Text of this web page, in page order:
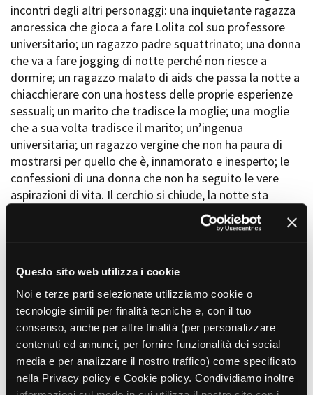
Questo sito web utilizza i cookie
Noi e terze parti selezionate utilizziamo cookie o
tecnologie simili per finalità tecniche e, con il tuo
consenso, anche per altre finalità (per personalizzare
contenuti ed annunci, per fornire funzionalità dei social
media e per analizzare il nostro traffico) come specificato
nella Privacy policy e Cookie policy. Condividiamo inoltre
NEWS
CASTING
per affidamento lavori in
economia
Amministrazione trasparente
Bandi e gare
Contatti
Privacy
Cookie policy
incontri degli altri personaggi: una inquietante ragazza
anoressica che gioca a fare Lolita col suo professore
universitario; un ragazzo padre squattrinato; una donna
che va a fare jogging di notte perché non riesce a
dormire; un ragazzo malato di aids che passa la notte a
chiacchierare con una hostess delle proprie esperienze
sessuali; un marito che tradisce la moglie; una moglie
che a sua volta tradisce il marito; un’ingenua
universitaria; un ragazzo vergine che non ha paura di
mostrarsi per quello che è, innamorato e inesperto; le
confessioni di una donna che non ha seguito le vere
aspirazioni di vita. Il cerchio si chiude, la notte sta
Marco Carniti
SOGGETTO
Ispirato a "Girotondo" di Arthur Schnitzler.
SCENEGGIATURA
Marco Carniti, Carmen Giardina
FOTOGRAFIA
Paolo Ferrari / Daniele Musso (fotografo di scena).